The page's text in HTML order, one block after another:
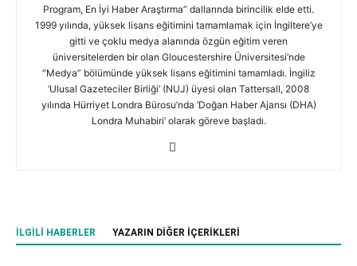
Program, En İyi Haber Araştırma” dallarında birincilik elde etti.
1999 yılında, yüksek lisans eğitimini tamamlamak için İngiltere’ye
gitti ve çoklu medya alanında özgün eğitim veren
üniversitelerden bir olan Gloucestershire Üniversitesi’nde
“Medya” bölümünde yüksek lisans eğitimini tamamladı. İngiliz
‘Ulusal Gazeteciler Birliği’ (NUJ) üyesi olan Tattersall, 2008
yılında Hürriyet Londra Bürosu’nda ‘Doğan Haber Ajansı (DHA)
Londra Muhabiri’ olarak göreve başladı.
İLGILI HABERLER YAZARIN DIĞER İÇERIKLERI